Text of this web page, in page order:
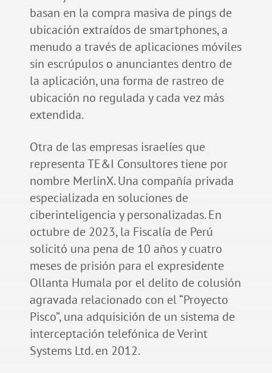
basan en la compra masiva de pings de
ubicación extraídos de smartphones, a
menudo a través de aplicaciones móviles
sin escrúpulos o anunciantes dentro de
la aplicación, una forma de rastreo de
ubicación no regulada y cada vez más
extendida.
Otra de las empresas israelíes que
representa TE&I Consultores tiene por
nombre MerlinX. Una compañía privada
especializada en soluciones de
ciberinteligencia y personalizadas. En
octubre de 2023, la Fiscalía de Perú
solicitó una pena de 10 años y cuatro
meses de prisión para el expresidente
Ollanta Humala por el delito de colusión
agravada relacionado con el “Proyecto
Pisco”, una adquisición de un sistema de
interceptación telefónica de Verint
Systems Ltd. en 2012.